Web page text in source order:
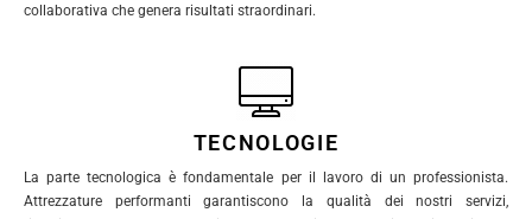
collaborativa che genera risultati straordinari.
TECNOLOGIE
La parte tecnologica è fondamentale per il lavoro di un professionista.
Attrezzature performanti garantiscono la qualità dei nostri servizi,